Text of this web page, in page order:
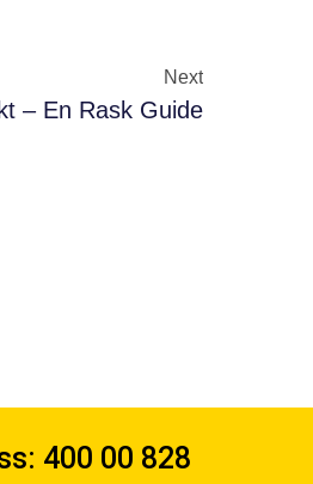
Next
– En Rask Guide
400 00 828